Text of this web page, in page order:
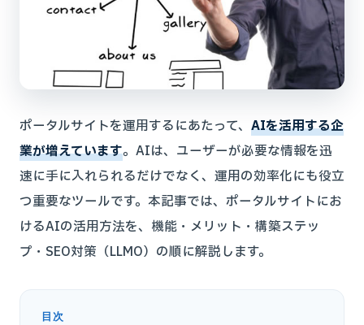
ポータルサイトを運用するにあたって、 AIを活用する企
業が増えています。AIは、ユーザーが必要な情報を迅
速に手に入れられるだけでなく、運用の効率化にも役立
つ重要なツールです。本記事では、ポータルサイトにお
けるAIの活用方法を、機能・メリット・構築ステッ
プ・SEO対策（LLMO）の順に解説します。
目次